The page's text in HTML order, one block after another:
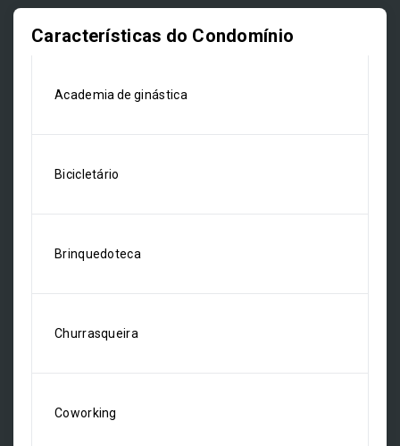
Características do Condomínio
Academia de ginástica
Bicicletário
Brinquedoteca
Churrasqueira
Coworking